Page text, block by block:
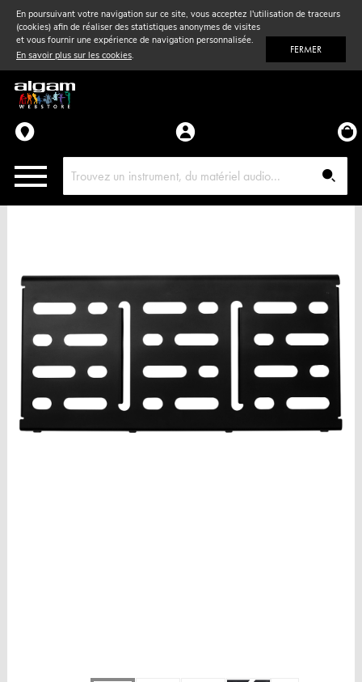
En poursuivant votre navigation sur ce site, vous acceptez l'utilisation de traceurs
(cookies) afin de réaliser des statistiques anonymes de visites
et vous fournir une expérience de navigation personnalisée.
En savoir plus sur les cookies. FERMER
Vent& Violon
Accessoires
Pièces détachées